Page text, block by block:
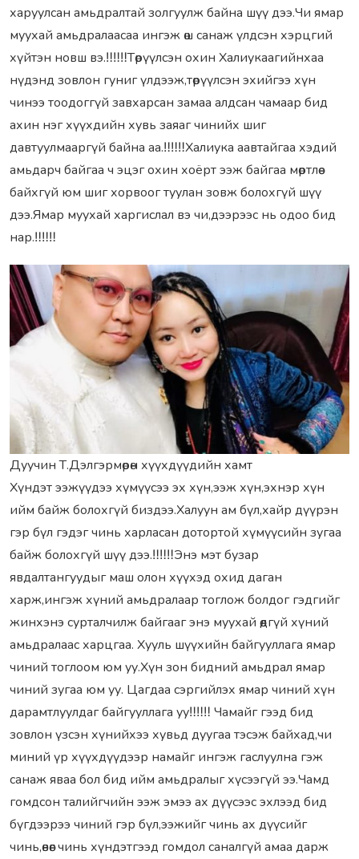
харуулсан амьдралтай золгуулж байна шүү дээ.Чи ямар
муухай амьдралаасаа ингэж өш санаж үлдсэн хэрцгий
хүйтэн новш вэ.‼‼‼Төрүүлсэн охин Халиукаагийнхаа
нүдэнд зовлон гуниг үлдээж,төрүүлсэн эхийгээ хүн
чинээ тоодоггүй завхарсан замаа алдсан чамаар бид
ахин нэг хүүхдийн хувь заяаг чинийх шиг
давтуулмааргүй байна аа.‼‼‼Халиука аавтайгаа хэдий
амьдарч байгаа ч эцэг охин хоёрт ээж байгаа мөртлөө
байхгүй юм шиг хорвоог туулан зовж болохгүй шүү
дээ.Ямар муухай харгислал вэ чи,дээрээс нь одоо бид
нар.‼‼‼
Дуучин Т.Дэлгэрмөрөн хүүхдүүдийн хамт
Хүндэт ээжүүдээ хүмүүсээ эх хүн,ээж хүн,эхнэр хүн
ийм байж болохгүй биздээ.Халуун ам бүл,хайр дүүрэн
гэр бүл гэдэг чинь харласан дотортой хүмүүсийн зугаа
байж болохгүй шүү дээ.‼‼‼Энэ мэт бузар
явдалтангуудыг маш олон хүүхэд охид даган
харж,ингэж хүний амьдралаар тоглож болдог гэдгийг
жинхэнэ сурталчилж байгааг энэ муухай өөдгүй хүний
амьдралаас харцгаа. Хууль шүүхийн байгууллага ямар
чиний тоглоом юм уу.Хүн зон бидний амьдрал ямар
чиний зугаа юм уу. Цагдаа сэргийлэх ямар чиний хүн
дарамтлуулдаг байгууллага уу‼‼‼ Чамайг гээд бид
зовлон үзсэн хүнийхээ хувьд дуугаа тэсэж байхад,чи
миний үр хүүхдүүдээр намайг ингэж гаслуулна гэж
санаж яваа бол бид ийм амьдралыг хүсээгүй ээ.Чамд
гомдсон талийгчийн ээж эмээ ах дүүсээс эхлээд бид
бүгдээрээ чиний гэр бүл,ээжийг чинь ах дүүсийг
чинь,өвөөг чинь хүндэтгээд гомдол саналгүй амаа дарж